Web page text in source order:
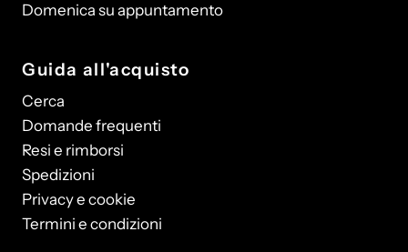
Domenica su appuntamento
Guida all'acquisto
Cerca
Domande frequenti
Resi e rimborsi
Spedizioni
Privacy e cookie
Termini e condizioni